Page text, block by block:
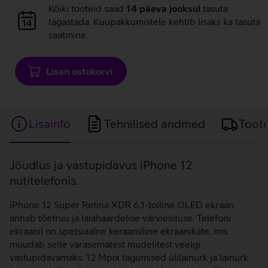
Andmete
laadimine
Kõiki tooteid saad 14 päeva jooksul tasuta
tagastada. Kuupakkumistele kehtib lisaks ka tasuta
saatmine.
Lisan ostukorvi
Lisainfo Tehnilised andmed
Lisainfo
Jõudlus ja vastupidavus iPhone 12
nutitelefonis.
iPhone 12 Super Retina XDR 6,1-tolline OLED ekraan
annab tõetruu ja laiahaardelise värviesituse. Telefoni
ekraanil on spetsiaalne keraamiline ekraanikate, mis
muudab selle varasematest mudelitest veelgi
vastupidavamaks. 12 Mpix tagumised ülilainurk ja lainurk